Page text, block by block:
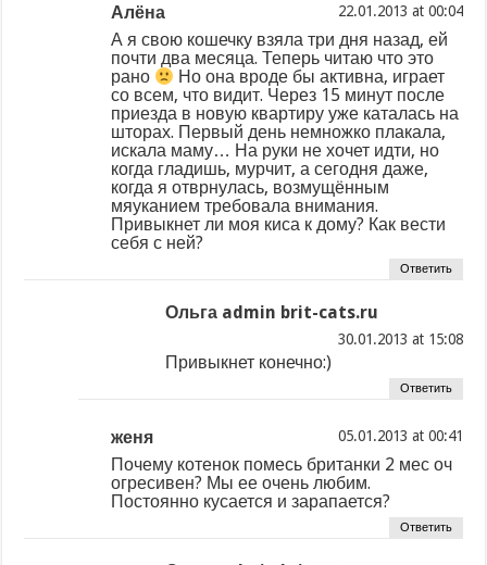
Алёна at
А я свою кошечку взяла три дня назад, ей
почти два месяца. Теперь читаю что это
рано
Но она вроде бы активна, играет
со всем, что видит. Через 15 минут после
приезда в новую квартиру уже каталась на
шторах. Первый день немножко плакала,
искала маму… На руки не хочет идти, но
когда гладишь, мурчит, а сегодня даже,
когда я отврнулась, возмущённым
мяуканием требовала внимания.
Привыкнет ли моя киса к дому? Как вести
себя с ней?
Ответить
Ольга admin brit-cats.ru
at
Привыкнет конечно:)
Ответить
женя at
Почему котенок помесь британки 2 мес оч
огресивен? Мы ее очень любим.
Постоянно кусается и зарапается?
Ответить